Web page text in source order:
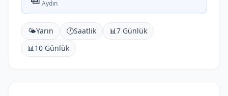
Aydın
🌤️Yarın 🕐Saatlik 📊7 Günlük
📊10 Günlük